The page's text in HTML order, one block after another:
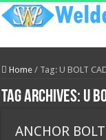
Home / Tag:U BOLT
Tag Archives: U
ANCHOR BOLT